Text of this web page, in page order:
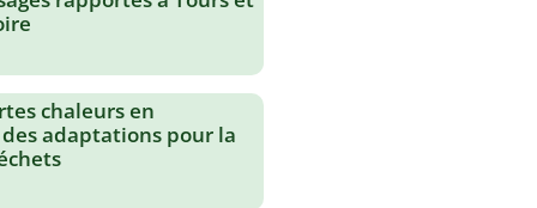
chaleurs en
adaptations pour la